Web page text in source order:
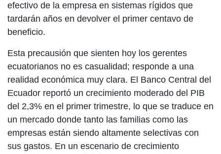
efectivo de la empresa en sistemas rígidos que
tardarán años en devolver el primer centavo de
beneficio.
Esta precausión que sienten hoy los gerentes
ecuatorianos no es casualidad; responde a una
realidad económica muy clara. El Banco Central del
Ecuador reportó un crecimiento moderado del PIB
del 2,3% en el primer trimestre, lo que se traduce en
un mercado donde tanto las familias como las
empresas están siendo altamente selectivas con
sus gastos. En un escenario de crecimiento